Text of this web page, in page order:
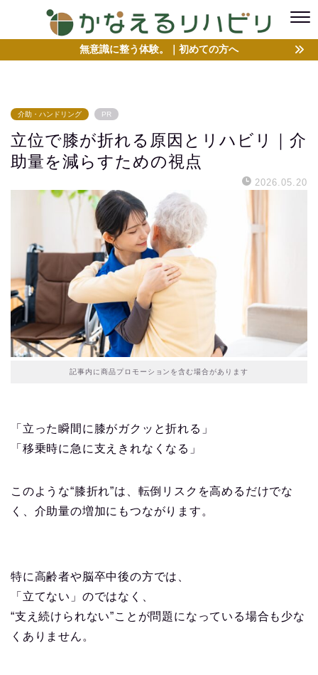
無意識に整う体験。｜初めての方へ
介助・ハンドリング PR
立位で膝が折れる原因とリハビリ｜介
助量を減らすための視点
2026.05.20
記事内に商品プロモーションを含む場合があります
「立った瞬間に膝がガクッと折れる」
「移乗時に急に支えきれなくなる」
このような“膝折れ”は、転倒リスクを高めるだけでな
く、介助量の増加にもつながります。
特に高齢者や脳卒中後の方では、
「立てない」のではなく、
“支え続けられない”ことが問題になっている場合も少な
くありません。